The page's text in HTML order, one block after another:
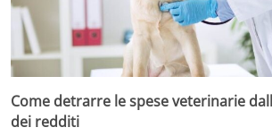
Come detrarre le spese veterinarie
dei redditi